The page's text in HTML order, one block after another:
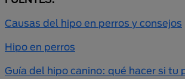
Causas del hipo en perros y consejos
Hipo en perros
Guía del hipo canino: qué hacer si tu